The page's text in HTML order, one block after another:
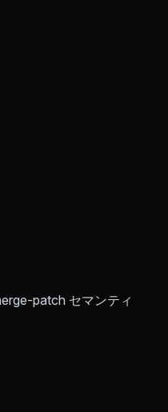
patch セマンティ